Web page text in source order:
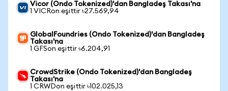
Vicor (Ondo Tokenized)'dan Bangladeş Takası'na
1 VICRon eşittir ৳27.569,94
GlobalFoundries (Ondo Tokenized)'dan Bangladeş
Takası'na
1 GFSon eşittir ৳6.204,91
CrowdStrike (Ondo Tokenized)'dan Bangladeş
Takası'na
1 CRWDon eşittir ৳102.025,13